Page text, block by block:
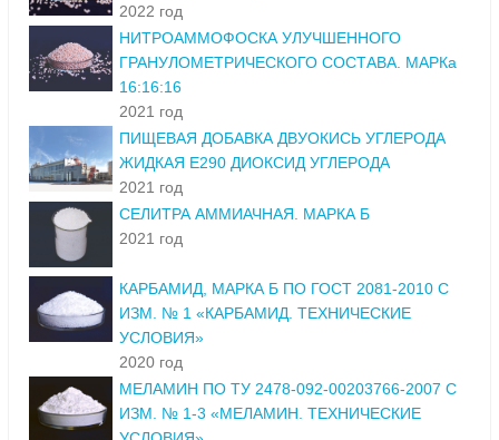
2022 год
НИТРОАММОФОСКА УЛУЧШЕННОГО
ГРАНУЛОМЕТРИЧЕСКОГО СОСТАВА. МАРКа
16:16:16
2021 год
ПИЩЕВАЯ ДОБАВКА ДВУОКИСЬ УГЛЕРОДА
ЖИДКАЯ Е290 ДИОКСИД УГЛЕРОДА
2021 год
СЕЛИТРА АММИАЧНАЯ. МАРКА Б
2021 год
КАРБАМИД, МАРКА Б ПО ГОСТ 2081-2010 С
ИЗМ. № 1 «КАРБАМИД. ТЕХНИЧЕСКИЕ
УСЛОВИЯ»
2020 год
МЕЛАМИН ПО ТУ 2478-092-00203766-2007 С
ИЗМ. № 1-3 «МЕЛАМИН. ТЕХНИЧЕСКИЕ